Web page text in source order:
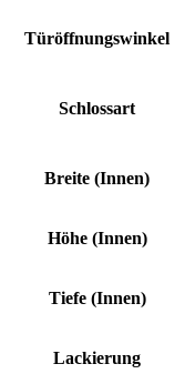
Türöffnungswinkel
Schlossart
Breite (Innen)
Höhe (Innen)
Tiefe (Innen)
Lackierung